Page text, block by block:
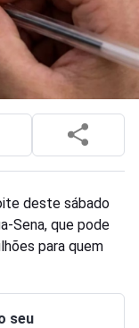
deste sábado
Sena, que pode
para quem
seu